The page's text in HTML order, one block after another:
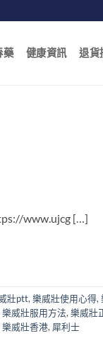
藥 健康資訊 退貨
www.ujcg […]
壯ptt, 樂威壯使用心得,
樂威壯服用方法, 樂威壯
樂威壯香港, 犀利士